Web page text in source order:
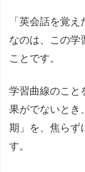
「英会話を覚
なのは、この学
ことです。
学習曲線のこと
果がでないとき
期」を、焦らず
す。